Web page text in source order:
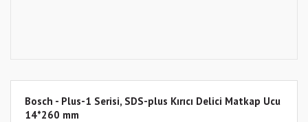
Bosch - Plus-1 Serisi, SDS-plus Kırıcı Delici Matkap Ucu
14*260 mm